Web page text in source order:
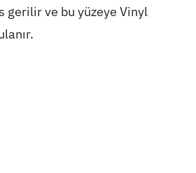
gerilir ve bu yüzeye Vinyl